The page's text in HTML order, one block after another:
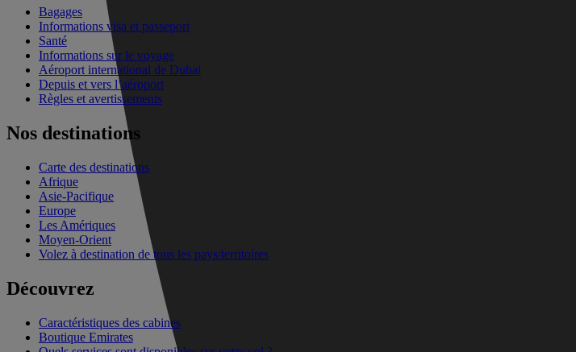
Bagages
Informations visa et passeport
Santé
Informations sur le voyage
Aéroport international de Dubai
Depuis et vers l’aéroport
Règles et avertissements
Nos destinations
Carte des destinations
Afrique
Asie-Pacifique
Europe
Les Amériques
Moyen-Orient
Volez à destination de tous les pays/territoires
Découvrez
Caractéristiques des cabines
Boutique Emirates